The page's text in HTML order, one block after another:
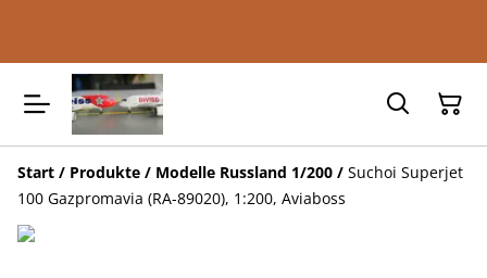
Start / Produkte / Modelle Russland 1/200 / Suchoi Superjet
100 Gazpromavia (RA-89020), 1:200, Aviaboss